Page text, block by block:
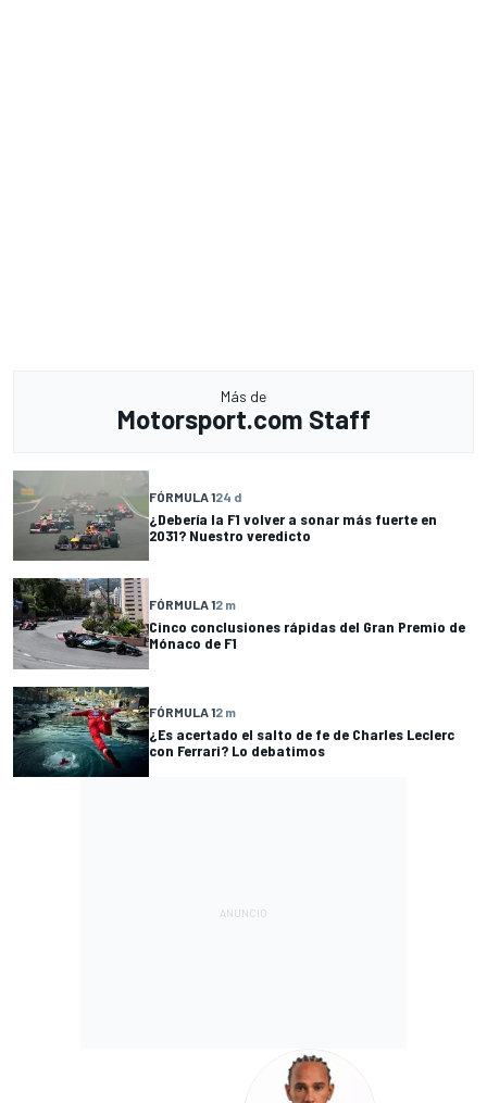
Más de
Motorsport.com Staff
FÓRMULA 124 d
¿Debería la F1 volver a sonar más fuerte en
2031? Nuestro veredicto
FÓRMULA 12 m
Cinco conclusiones rápidas del Gran Premio de
Mónaco de F1
FÓRMULA 12 m
¿Es acertado el salto de fe de Charles Leclerc
con Ferrari? Lo debatimos